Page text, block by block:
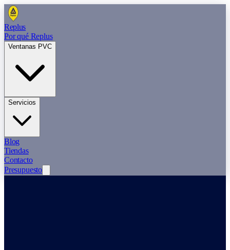
Replus
Por qué Replus
Ventanas PVC
Servicios
Blog
Tiendas
Contacto
Presupuesto